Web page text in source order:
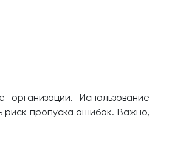
Использование
риск пропуска ошибок. Важно,